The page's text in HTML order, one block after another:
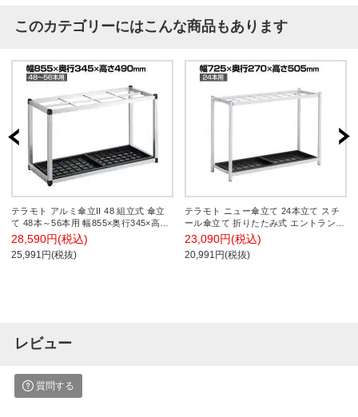
このカテゴリーにはこんな商品もあります
テラモト アルミ傘立II 48 組立式 傘立
て 48本～56本用 幅855×奥行345×高さ
490mm
28,590円(税込)
25,991円(税抜)
テラモト ニュー傘立て 24本立て スチ
ール傘立て 折りたたみ式 エントランス
玄関収納 幅725×奥行270×高さ505mm
23,090円(税込)
20,991円(税抜)
レビュー
質問する